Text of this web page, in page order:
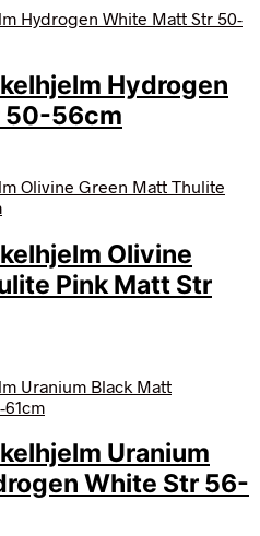
Hydrogen
50-56cm
Olivine
Pink Matt Str
Uranium
White Str 56-